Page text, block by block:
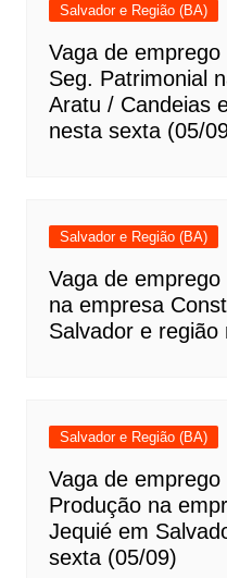
Salvador e Região (BA)
Vaga de
Seg. Patrimonial
Aratu / Candeias
nesta sexta (05/
Salvador e Região (BA)
Vaga de
na empresa
Salvador e
Salvador e Região (BA)
Vaga de
Produção na
Jequié em
sexta (05/09)